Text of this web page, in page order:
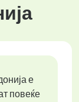
е
повеќе